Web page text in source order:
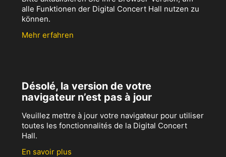
alle Funktionen der Digital Concert Hall nutzen zu
können.
Mehr erfahren
Désolé, la version de votre
navigateur n’est pas à jour
Veuillez mettre à jour votre navigateur pour utiliser
toutes les fonctionnalités de la Digital Concert
Hall.
En savoir plus